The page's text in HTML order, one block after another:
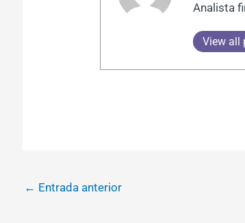
Analista
View all
← Entrada anterior